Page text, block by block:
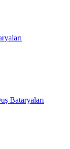
Bataryaları